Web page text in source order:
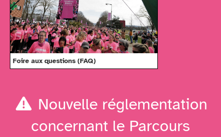
Foire aux questions (FAQ)
Nouvelle réglementation
concernant le Parcours